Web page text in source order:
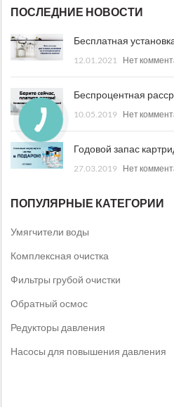
ПОСЛЕДНИЕ НОВОСТИ
Бесплатная
12.01.2021 Нет
Беспроцентная
10.05.2019 Нет
Годовой запас
27.03.2019 Нет
ПОПУЛЯРНЫЕ КАТЕГОРИИ
Умягчители воды
Комплексная очистка
Фильтры грубой очистки
Обратный осмос
Редукторы давления
Насосы для повышения давления